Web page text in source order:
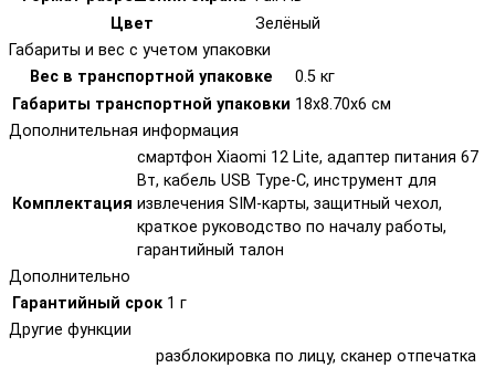
Цвет
Зелёный
Габариты и вес с учетом упаковки
Вес в транспортной упаковке
0.5 кг
Габариты транспортной упаковки 18х8.70х6 см
Дополнительная информация
Комплектация
смартфон Xiaomi 12 Lite, адаптер питания 67
Вт, кабель USB Type-C, инструмент для
извлечения SIM-карты, защитный чехол,
краткое руководство по началу работы,
гарантийный талон
Дополнительно
Гарантийный срок 1 г
Другие функции
разблокировка по лицу, сканер отпечатка